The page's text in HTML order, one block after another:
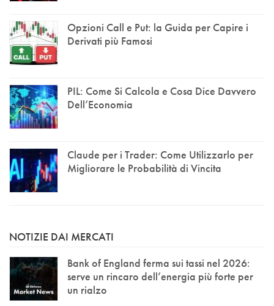
Opzioni Call e Put: la Guida per Capire i
Derivati più Famosi
PIL: Come Si Calcola e Cosa Dice Davvero
Dell’Economia
Claude per i Trader: Come Utilizzarlo per
Migliorare le Probabilità di Vincita
NOTIZIE DAI MERCATI
Bank of England ferma sui tassi nel 2026:
serve un rincaro dell’energia più forte per
un rialzo